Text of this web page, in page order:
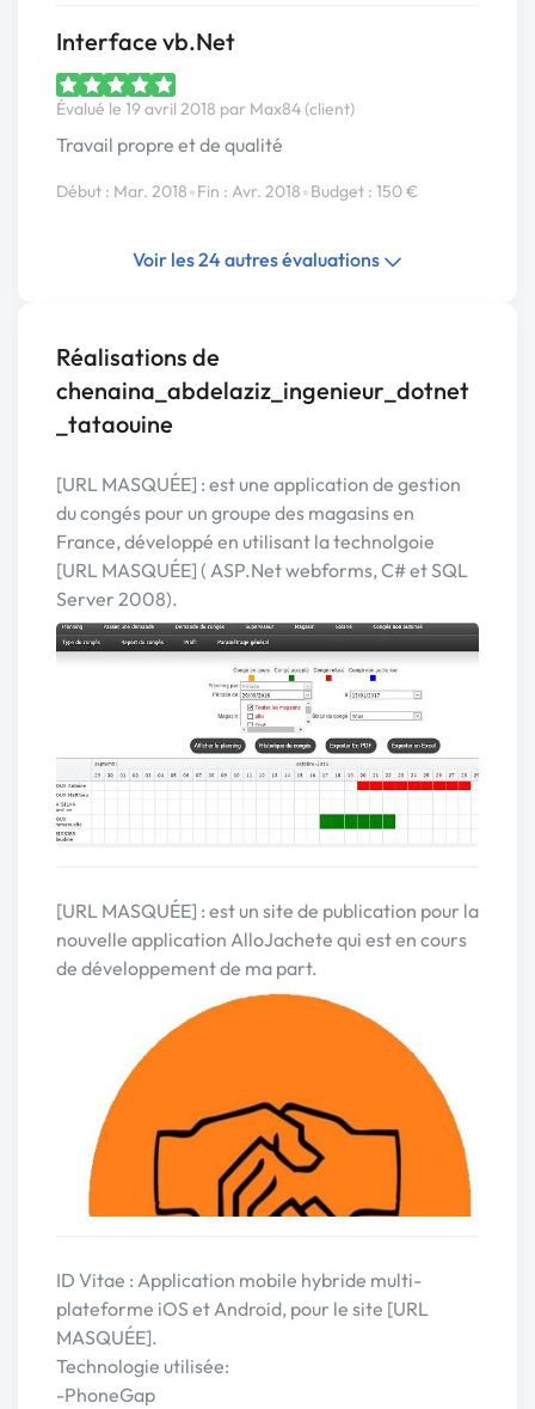
Interface vb.Net
Évalué le 19 avril 2018 par Max84 (client)
Travail propre et de qualité
Début : Mar. 2018•Fin : Avr. 2018•Budget : 150 €
Voir les 24 autres évaluations
Réalisations de
chenaina_abdelaziz_ingenieur_dotnet
_tataouine
[URL MASQUÉE] : est une application de gestion
du congés pour un groupe des magasins en
France, développé en utilisant la technolgoie
[URL MASQUÉE] ( ASP.Net webforms, C# et SQL
Server 2008).
[URL MASQUÉE] : est un site de publication pour la
nouvelle application AlloJachete qui est en cours
de développement de ma part.
ID Vitae : Application mobile hybride multi-
plateforme iOS et Android, pour le site [URL
MASQUÉE].
Technologie utilisée:
-PhoneGap